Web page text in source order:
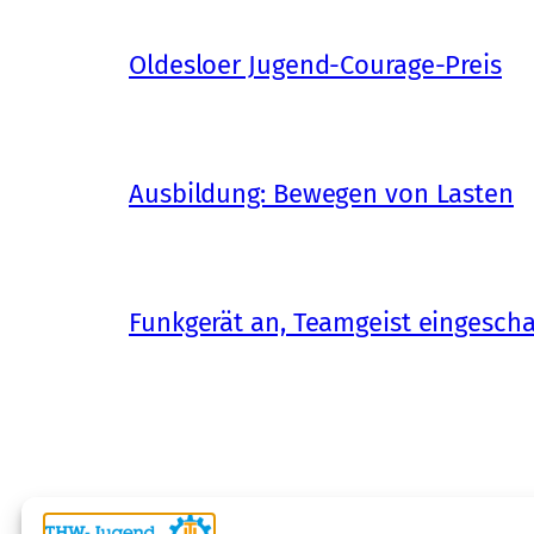
Oldesloer Jugend-Courage-Preis
Ausbildung: Bewegen von Lasten
Funkgerät an, Teamgeist